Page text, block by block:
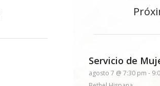
Servicio de
agosto 7 @ 7:30 pm -